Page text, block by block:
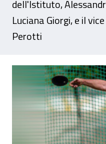
dell'Istituto,
Luciana Giorgi, e il
Perotti
Umbria, Inail e